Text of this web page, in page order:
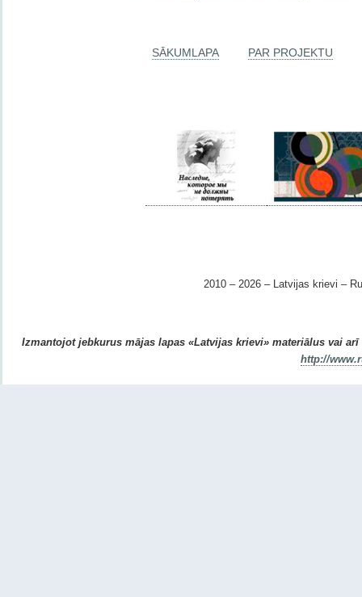
SĀKUMLAPA PAR PROJEKTU
2010 – 2026 – Latvijas krievi –
Izmantojot jebkurus mājas lapas «Latvijas krievi» materiālus vai
http://